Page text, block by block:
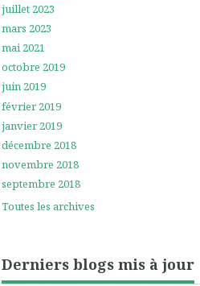
juillet 2023
mars 2023
mai 2021
octobre 2019
juin 2019
février 2019
janvier 2019
décembre 2018
novembre 2018
septembre 2018
Toutes les archives
Derniers blogs mis à jour